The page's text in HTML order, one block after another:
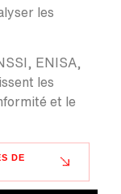
les
ENISA,
les
et le
DE